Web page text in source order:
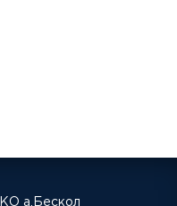
а.Бескол